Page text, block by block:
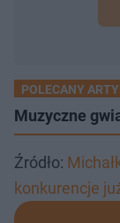
POLECANY
Muzyczne
Źródło:
konkurencje